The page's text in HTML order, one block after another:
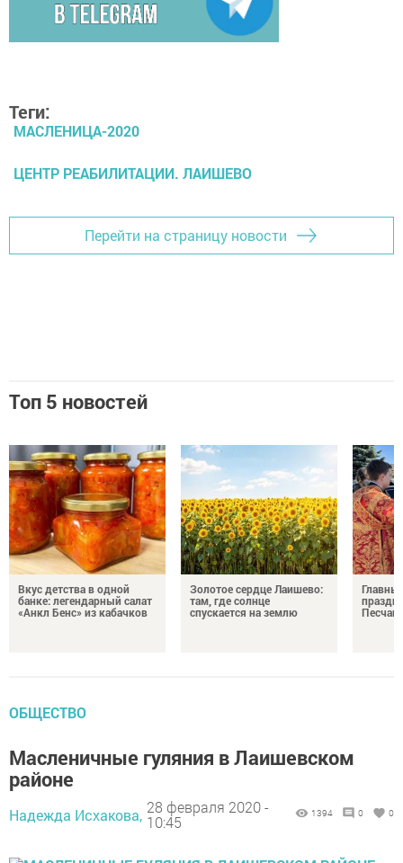
Теги:
МАСЛЕНИЦА-2020
ЦЕНТР РЕАБИЛИТАЦИИ. ЛАИШЕВО
Перейти на страницу новости
Топ 5 новостей
Вкус детства в одной
банке: легендарный салат
«Анкл Бенс» из кабачков
Золотое сердце Лаишево:
там, где солнце
спускается на землю
ОБЩЕСТВО
Масленичные гуляния в Лаишевском
районе
Надежда Исхакова, 28 февраля 2020 -
10:45
1394 0 0